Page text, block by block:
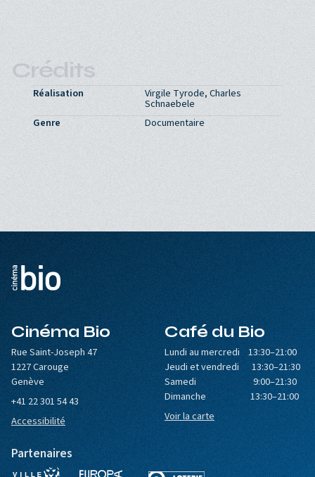
Crédits
Réalisation Virgile Tyrode, Charles
Schnaebele
Genre
Documentaire
Cinéma Bio
Rue Saint-Joseph 47
1227 Carouge
Genève
+41 22 301 54 43
Accessibilité
Café du Bio
Lundi au mercredi 13:30–21:00
Jeudi et vendredi 13:30–21:30
Samedi 9:00–21:30
Dimanche 13:30–21:00
Voir la carte
Partenaires